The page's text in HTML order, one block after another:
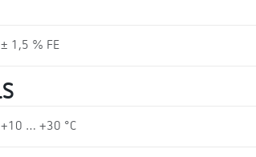
± 1,5 % FE
+10 … +30 °C